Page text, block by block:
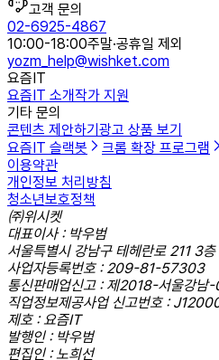
고객 문의
02-6925-4867
10:00-18:00주말·공휴일 제외
yozm_help@wishket.com
요즘IT
요즘IT 소개작가 지원
기타 문의
콘텐츠 제안하기 광고 상품 보기
요즘IT 슬랙봇
크롬 확장 프로그램
이용약관
개인정보 처리방침
청소년보호정책
㈜위시켓
대표이사 : 박우범
서울특별시 강남구 테헤란로 211 3
사업자등록번호 : 209-81-57303
통신판매업신고 : 제2018-서울강남
직업정보제공사업 신고번호 :
제호 : 요즘IT
발행인 : 박우범
편집인 : 노희선